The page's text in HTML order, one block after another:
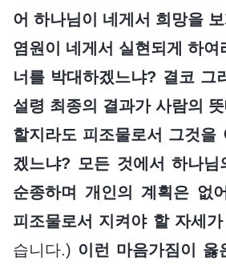
어 하나님이 네게서 희망을
염원이 네게서 실현되게 하여
너를 박대하겠느냐? 결코 그
설령 최종의 결과가 사람의
할지라도 피조물로서 그것을
겠느냐? 모든 것에서 하나님
순종하며 개인의 계획은 없
피조물로서 지켜야 할 자세
습니다.) 이런 마음가짐이 옳